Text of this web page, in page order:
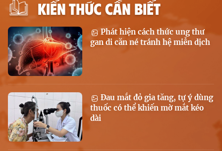
KIẾN THỨC CẦN BIẾT
Phát hiện cách thức ung thư
gan di căn né tránh hệ miễn dịch
Đau mắt đỏ gia tăng, tự ý dùng
thuốc có thể khiến mờ mắt kéo
dài